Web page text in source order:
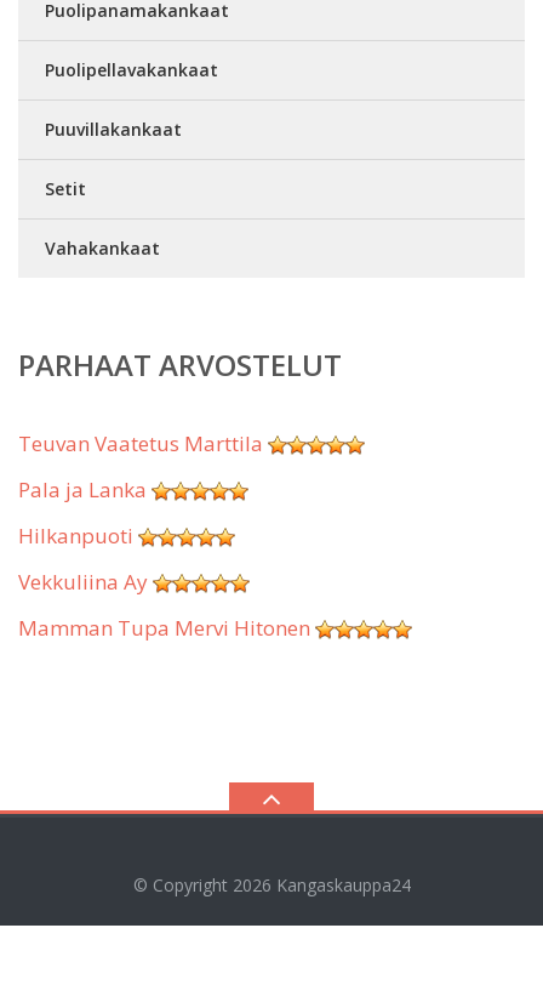
Puolipanamakankaat
Puolipellavakankaat
Puuvillakankaat
Setit
Vahakankaat
PARHAAT ARVOSTELUT
Teuvan Vaatetus Marttila
Pala ja Lanka
Hilkanpuoti
Vekkuliina Ay
Mamman Tupa Mervi Hitonen
© Copyright 2026 Kangaskauppa24